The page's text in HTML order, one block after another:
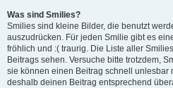
Was sind Smilies?
Smilies sind kleine Bilder, die benutzt
auszudrücken. Für jeden Smilie gibt es
fröhlich und :( traurig. Die Liste aller
Beitrags sehen. Versuche bitte trotzdem,
sie können einen Beitrag schnell unlesbar
deshalb deinen Beitrag entsprechend